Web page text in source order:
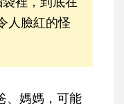
人臉紅的怪
媽媽，可能